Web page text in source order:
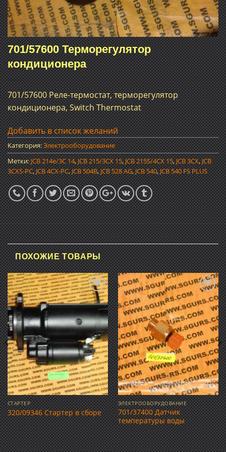
701/57600 Терморегулятор
кондиционера
701/57600 Реле-термостат, терморегулятор
кондиционера, Switch Thermostat
Добавить в список желаний
Категория:Электрооборудование
Метки:JCB 214e/3C 14,JCB 215/3CX 15,JCB 215S/4CX 15,JCB 3CX,JCB
3CXS-PC,JCB 4CX-PC,JCB 504B,JCB 528 AG,JCB 540,JCB 540 FS PLUS
ПОХОЖИЕ ТОВАРЫ
Добавить
в список
желаний
СТАРТЕР
320/09346 Стартер в сборе
Добавить
в список
желаний
ЭЛЕКТРООБОРУДОВАНИЕ
701/37400 Датчик
температуры воды